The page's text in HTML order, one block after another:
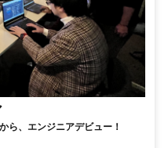
ら、エンジニアデビュー！